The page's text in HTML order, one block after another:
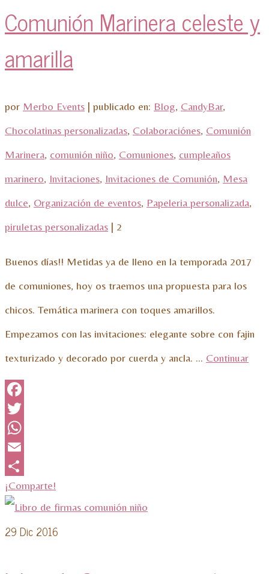
Comunión Marinera celeste y
amarilla
por Merbo Events | publicado en: Blog, CandyBar,
Chocolatinas personalizadas, Colaboraciónes, Comunión
Marinera, comunión niño, Comuniones, cumpleaños
marinero, Invitaciones, Invitaciones de Comunión, Mesa
dulce, Organización de eventos, Papeleria personalizada,
piruletas personalizadas | 2
Buenos días!! Metidas ya de lleno en la temporada 2017
de comuniones, hoy os traemos una propuesta para los
chicos. Temática marinera con toques amarillos.
Empezamos con las invitaciones: elegante sobre con fajin
texturizado y decorado por cuerda y ancla. … Continuar
Facebook
Twitter
WhatsApp
Email
¡Comparte!
29 Dic 2016